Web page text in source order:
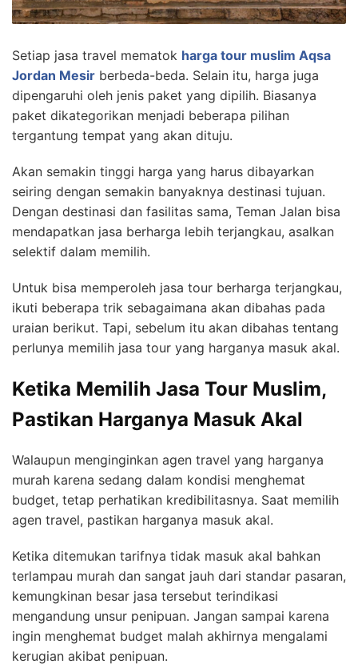
Setiap jasa travel mematok harga tour muslim Aqsa
Jordan Mesir berbeda-beda. Selain itu, harga juga
dipengaruhi oleh jenis paket yang dipilih. Biasanya
paket dikategorikan menjadi beberapa pilihan
tergantung tempat yang akan dituju.
Akan semakin tinggi harga yang harus dibayarkan
seiring dengan semakin banyaknya destinasi tujuan.
Dengan destinasi dan fasilitas sama, Teman Jalan bisa
mendapatkan jasa berharga lebih terjangkau, asalkan
selektif dalam memilih.
Untuk bisa memperoleh jasa tour berharga terjangkau,
ikuti beberapa trik sebagaimana akan dibahas pada
uraian berikut. Tapi, sebelum itu akan dibahas tentang
perlunya memilih jasa tour yang harganya masuk akal.
Ketika Memilih Jasa Tour Muslim,
Pastikan Harganya Masuk Akal
Walaupun menginginkan agen travel yang harganya
murah karena sedang dalam kondisi menghemat
budget, tetap perhatikan kredibilitasnya. Saat memilih
agen travel, pastikan harganya masuk akal.
Ketika ditemukan tarifnya tidak masuk akal bahkan
terlampau murah dan sangat jauh dari standar pasaran,
kemungkinan besar jasa tersebut terindikasi
mengandung unsur penipuan. Jangan sampai karena
ingin menghemat budget malah akhirnya mengalami
kerugian akibat penipuan.